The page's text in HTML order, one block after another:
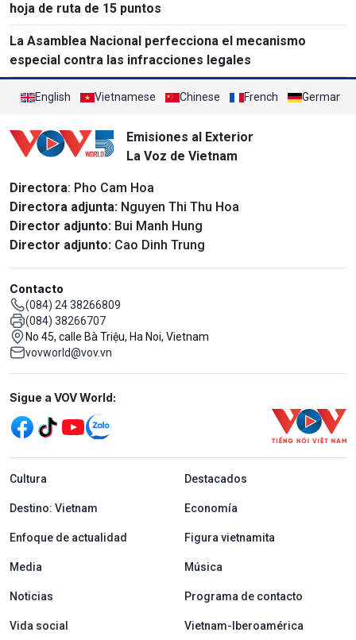
hoja de ruta de 15 puntos
La Asamblea Nacional perfecciona el mecanismo
especial contra las infracciones legales
English Vietnamese Chinese French German
Emisiones al Exterior
La Voz de Vietnam
Directora: Pho Cam Hoa
Directora adjunta: Nguyen Thi Thu Hoa
Director adjunto: Bui Manh Hung
Director adjunto: Cao Dinh Trung
Contacto
(084) 24 38266809
(084) 38266707
No 45, calle Bà Triệu, Ha Noi, Vietnam
vovworld@vov.vn
Mạng xã hội
Sigue a VOV World:
menu footer tiếng Tây ban nha
Cultura Destacados
Destino: Vietnam Economía
Enfoque de actualidad Figura vietnamita
Media Música
Noticias Programa de contacto
Vida social Vietnam-Iberoamérica